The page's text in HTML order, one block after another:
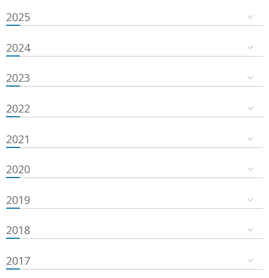
2025
2024
2023
2022
2021
2020
2019
2018
2017